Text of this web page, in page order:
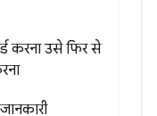
करनाउसे फिर से